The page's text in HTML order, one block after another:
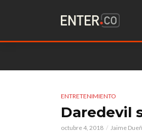
ENTRETENIMIENTO
Daredevil
octubre 4, 2018 Jaime